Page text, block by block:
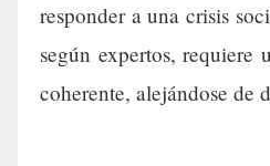
responder a una crisis
según expertos,
coherente, alejándose de